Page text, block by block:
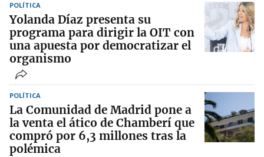
POLÍTICA
Yolanda Díaz presenta su
programa para dirigir la OIT con
una apuesta por democratizar el
organismo
POLÍTICA
La Comunidad de Madrid pone a
la venta el ático de Chamberí que
compró por 6,3 millones tras la
polémica